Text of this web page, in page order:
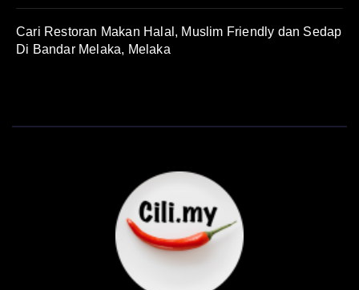
Cari Restoran Makan Halal, Muslim Friendly dan Sedap
Di Bandar Melaka, Melaka